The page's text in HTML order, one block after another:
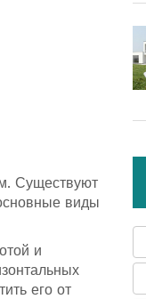
Существуют
виды
и
его от